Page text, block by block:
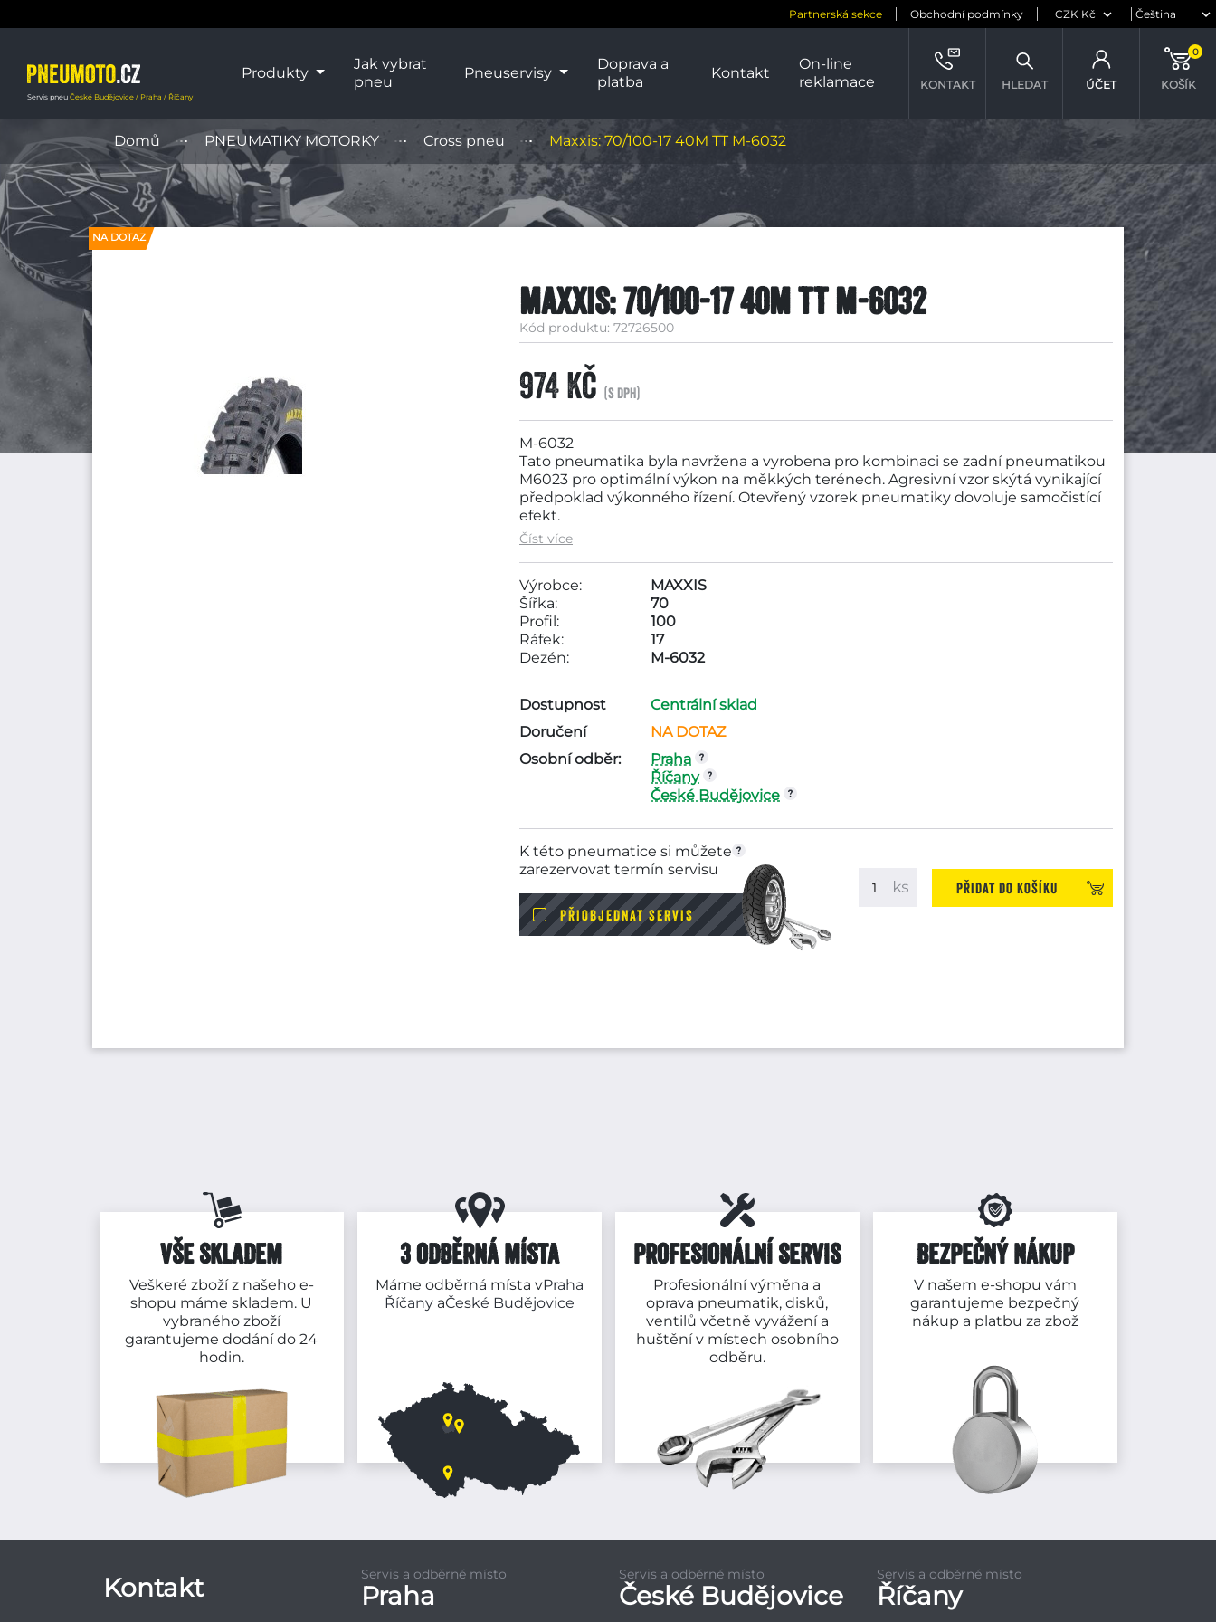
Partnerská sekce Obchodní podmínky
Servis pneu České Budějovice / Praha / Říčany
Produkty
Jak vybrat
pneu
Pneuservisy
Doprava a
platba
Kontakt
On-line
reklamace
KONTAKT HLEDAT ÚČET KOŠÍK
0
Domů PNEUMATIKY MOTORKY Cross pneu Maxxis: 70/100-17 40M TT M-6032
NA DOTAZ
Maxxis: 70/100-17 40M TT M-6032
Kód produktu: 72726500
974 Kč (s DPH)
M-6032
Tato pneumatika byla navržena a vyrobena pro kombinaci se zadní pneumatikou
M6023 pro optimální výkon na měkkých terénech. Agresivní vzor skýtá vynikající
předpoklad výkonného řízení. Otevřený vzorek pneumatiky dovoluje samočistící
efekt.
Motopneu Maxxis: 70/100-17 40M TT M-6032 spadá do cenové kategorie
Číst více
Výrobce:
MAXXIS
Šířka:
70
Profil:
100
Ráfek:
17
Dezén:
M-6032
Dostupnost
Centrální sklad
Doručení
NA DOTAZ
Osobní odběr:
Praha
Říčany
České Budějovice
K této pneumatice si můžete
zarezervovat termín servisu
PŘIOBJEDNAT SERVIS
Přidat do košíku
VŠE SKLADEM
Veškeré zboží z našeho e-
shopu máme skladem. U
vybraného zboží
garantujeme dodání do 24
hodin.
3 ODBĚRNÁ MÍSTA
Máme odběrná místa vPraha
ŘíčanyaČeské Budějovice
PROFESIONÁLNÍ SERVIS
Profesionální výměna a
oprava pneumatik, disků,
ventilů včetně vyvážení a
huštění v místech osobního
odběru.
BEZPEČNÝ NÁKUP
V našem e-shopu vám
garantujeme bezpečný
nákup a platbu za zbož
Kontakt Servis a odběrné místo
Praha
Servis a odběrné místo
České Budějovice
Servis a odběrné místo
Říčany